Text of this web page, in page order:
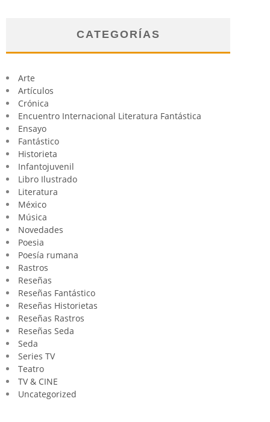
CATEGORÍAS
Arte
Artículos
Crónica
Encuentro Internacional Literatura Fantástica
Ensayo
Fantástico
Historieta
Infantojuvenil
Libro Ilustrado
Literatura
México
Música
Novedades
Poesia
Poesía rumana
Rastros
Reseñas
Reseñas Fantástico
Reseñas Historietas
Reseñas Rastros
Reseñas Seda
Seda
Series TV
Teatro
TV & CINE
Uncategorized